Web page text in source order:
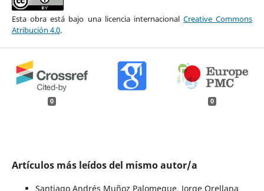
Esta obra está bajo una licencia internacional Creative Commons
Atribución 4.0.
0 0
Artículos más leídos del mismo autor/a
Santiago Andrés Muñoz Palomeque, Jorge Orellana